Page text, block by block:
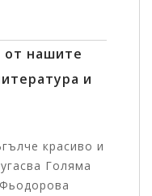
от нашите
и
красиво и
Голяма